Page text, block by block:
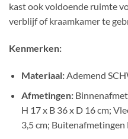
kast ook voldoende ruimte
verblijf of kraamkamer te
Kenmerken:
Materiaal:Ademend
Afmetingen:
H 17 x B 36 x D 16 cm;
3,5 cm; Buitenafmetingen